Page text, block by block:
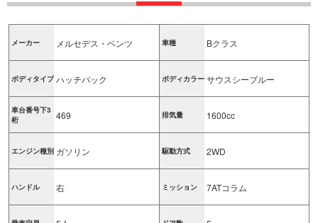
メーカー メルセデス・ベンツ 車種 Bクラス
ボディタイプ ハッチバック ボディカラー サウスシーブルー
車台番号下3
桁
469 排気量 1600cc
エンジン種別 ガソリン 駆動方式 2WD
ハンドル 右 ミッション 7ATコラム